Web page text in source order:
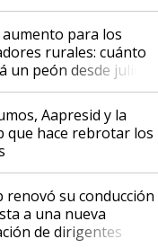
para los
rurales: cuánto
un peón desde julio
Aapresid y la
que hace rebrotar los
renovó su conducción
a una nueva
de dirigentes